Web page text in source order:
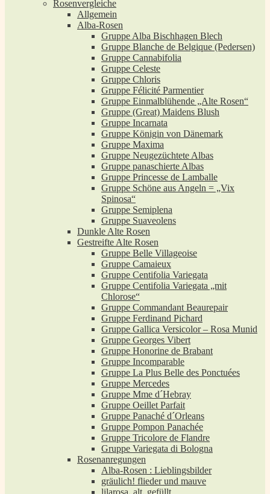
Rosenvergleiche
Allgemein
Alba-Rosen
Gruppe Alba Bischhagen Blech
Gruppe Blanche de Belgique (Pedersen)
Gruppe Cannabifolia
Gruppe Celeste
Gruppe Chloris
Gruppe Félicité Parmentier
Gruppe Einmalblühende „Alte Rosen“
Gruppe (Great) Maidens Blush
Gruppe Incarnata
Gruppe Königin von Dänemark
Gruppe Maxima
Gruppe Neugezüchtete Albas
Gruppe panaschierte Albas
Gruppe Princesse de Lamballe
Gruppe Schöne aus Angeln = „Vix
Spinosa“
Gruppe Semiplena
Gruppe Suaveolens
Dunkle Alte Rosen
Gestreifte Alte Rosen
Gruppe Belle Villageoise
Gruppe Camaieux
Gruppe Centifolia Variegata
Gruppe Centifolia Variegata „mit
Chlorose“
Gruppe Commandant Beaurepair
Gruppe Ferdinand Pichard
Gruppe Gallica Versicolor – Rosa Munid
Gruppe Georges Vibert
Gruppe Honorine de Brabant
Gruppe Incomparable
Gruppe La Plus Belle des Ponctuées
Gruppe Mercedes
Gruppe Mme d´Hebray
Gruppe Oeillet Parfait
Gruppe Panaché d´Orleans
Gruppe Pompon Panachée
Gruppe Tricolore de Flandre
Gruppe Variegata di Bologna
Rosenanregungen
Alba-Rosen : Lieblingsbilder
gräulich! flieder und mauve
lilarosa, alt, gefüllt